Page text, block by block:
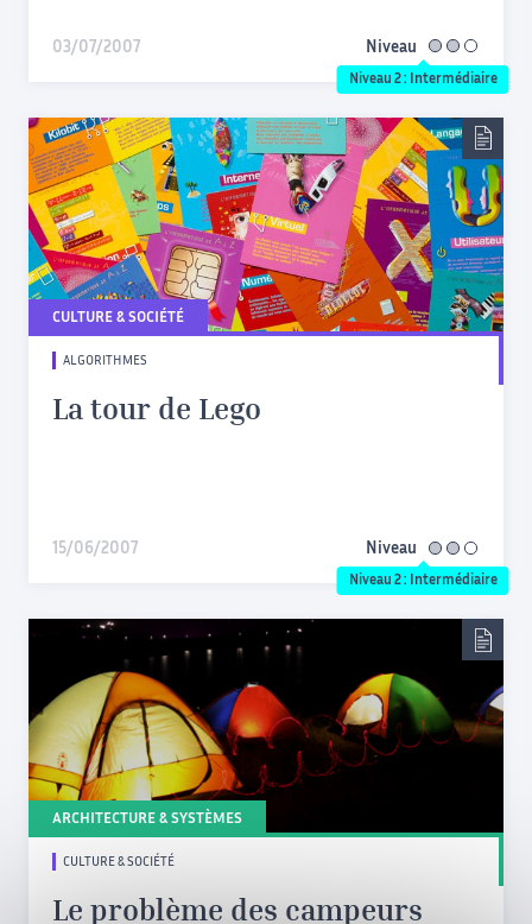
03/07/2007 Niveau intermédiaire
Niveau 2 : Intermédiaire
CULTURE & SOCIÉTÉ
ALGORITHMES
La tour de Lego
15/06/2007 Niveau intermédiaire
Niveau 2 : Intermédiaire
ARCHITECTURE & SYSTÈMES
CULTURE & SOCIÉTÉ
Le problème des campeurs